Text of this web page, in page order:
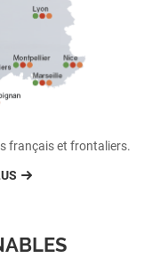
français et frontaliers.